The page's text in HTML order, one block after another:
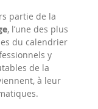
partie de la
, l’une des plus
du calendrier
y
de la
à leur